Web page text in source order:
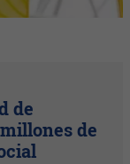
de
de